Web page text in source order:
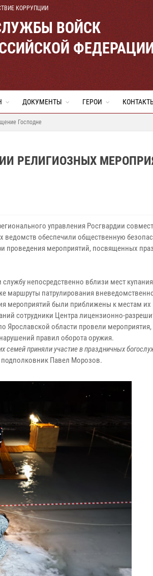
КОРРУПЦИИ
ВОЙСК
ДОКУМЕНТЫ ГЕРОИ
Господне
РЕЛИГИОЗНЫХ
управления Росгвардии
ведомств обеспечили общественную
проведения мероприятий, посвященных
непосредственно вблизи мест
маршруты патрулирования
мероприятий были приближены к местам их
сотрудники Центра лицензионно-
Ярославской области провели мероприятия,
правил оборота оружия.
приняли участие в праздничных
подполковник Павел Морозов.